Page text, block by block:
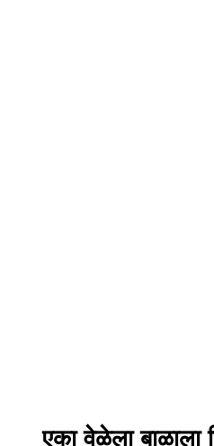
एका वेळेला बाळाला